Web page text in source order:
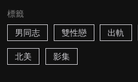
標籤
男同志
雙性戀 出軌
北美 影集